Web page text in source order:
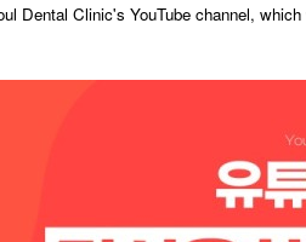
Dental Clinic's YouTube channel,